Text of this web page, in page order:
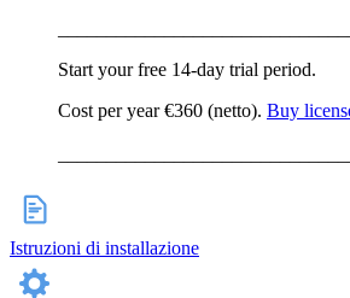
Start your free 14-day trial period.
Cost per year €360 (netto). Buy
Istruzioni di installazione